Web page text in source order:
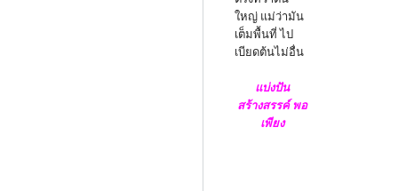
ใหญ่ แม่ว่ามัน
เต็มพื้นที่ ไป
เบียดต้นไม่อื่น
แบ่งปัน
สร้างสรรค์ พอ
เพียง